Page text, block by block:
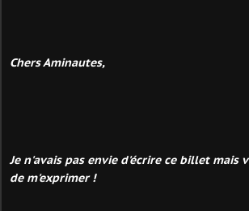
Chers Aminautes,
Je n'avais pas envie d'écrire ce billet mais
de m'exprimer !